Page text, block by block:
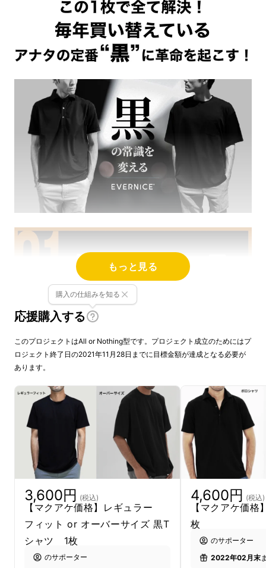
もっと見る
応援購入する
購入の仕組みを知る
このプロジェクトはAll or Nothing型です。プロジェクト成立のためにはプ
ロジェクト終了日の2021年11月28日までに目標金額が達成となる必要が
あります。
3,600円 (税込)
【マクアケ価格】レギュラー
フィット or オーバーサイズ 黒T
シャツ 1枚
のサポーター
4,600円 (税込)
【マクアケ価
枚
のサポーター
2022年02月末